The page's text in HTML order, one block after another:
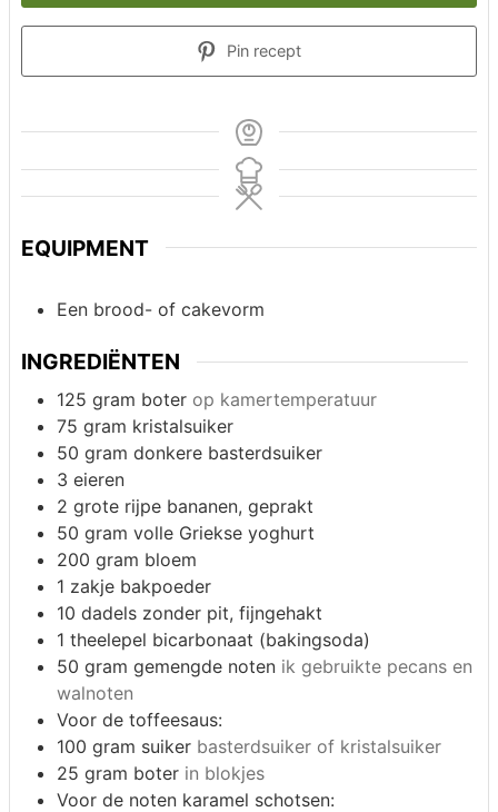
Pin recept
EQUIPMENT
Een brood- of cakevorm
INGREDIËNTEN
125 gram boter op kamertemperatuur
75 gram kristalsuiker
50 gram donkere basterdsuiker
3 eieren
2 grote rijpe bananen, geprakt
50 gram volle Griekse yoghurt
200 gram bloem
1 zakje bakpoeder
10 dadels zonder pit, fijngehakt
1 theelepel bicarbonaat (bakingsoda)
50 gram gemengde noten ik gebruikte pecans en
walnoten
Voor de toffeesaus:
100 gram suiker basterdsuiker of kristalsuiker
25 gram boter in blokjes
Voor de noten karamel schotsen: